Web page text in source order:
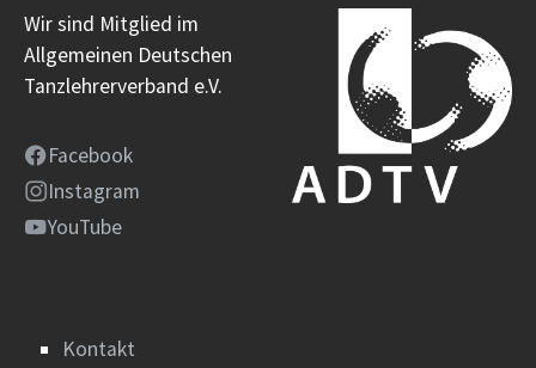
Wir sind Mitglied im
Allgemeinen Deutschen
Tanzlehrerverband e.V.
Facebook
Instagram
YouTube
Kontakt